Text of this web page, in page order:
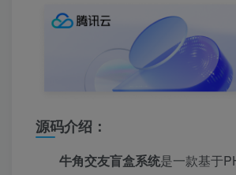
源码介绍：
牛角交友盲盒系统是一款基于